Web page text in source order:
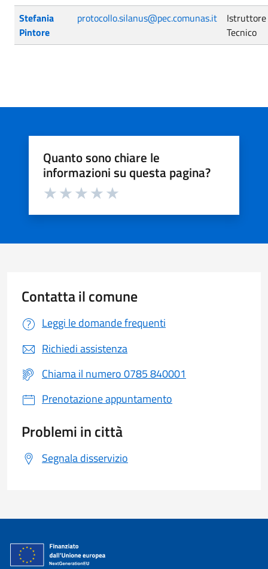
Stefania
Pintore
protocollo.silanus@pec.comunas.it
Istruttore
Tecnico
Quanto sono chiare le
informazioni su questa pagina?
Valuta da 1 a 5 stelle la pagina
Contatta il comune
Leggi le domande frequenti
Richiedi assistenza
Chiama il numero 0785 840001
Prenotazione appuntamento
Problemi in città
Segnala disservizio